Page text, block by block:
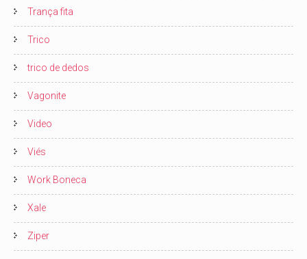
Trança fita
Trico
trico de dedos
Vagonite
Video
Viés
Work Boneca
Xale
Ziper